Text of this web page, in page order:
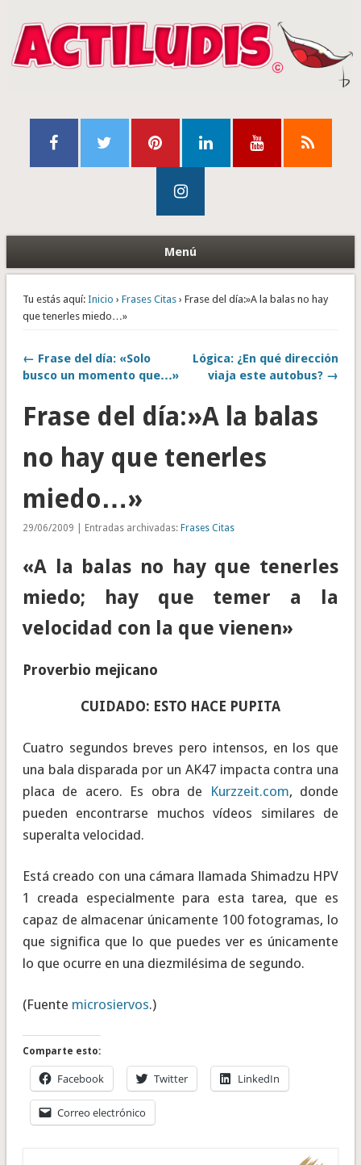
Menú
Tu estás aquí: Inicio › Frases Citas› Frase del día:»A la balas no hay
que tenerles miedo…»
← Frase del día: «Solo
busco un momento que…»
Lógica: ¿En qué dirección
viaja este autobus? →
Frase del día:»A la balas
no hay que tenerles
miedo…»
29/06/2009 | Entradas archivadas: Frases Citas
«A la balas no hay que tenerles
miedo; hay que temer a la
velocidad con la que vienen»
Proverbio mejicano
CUIDADO: ESTO HACE PUPITA
Cuatro segundos breves pero intensos, en los que
una bala disparada por un AK47 impacta contra una
placa de acero. Es obra de
Kurzzeit.com, donde
pueden encontrarse muchos vídeos similares de
superalta velocidad.
Está creado con una cámara llamada Shimadzu HPV
1 creada especialmente para esta tarea, que es
capaz de almacenar únicamente 100 fotogramas, lo
que significa que lo que puedes ver es únicamente
lo que ocurre en una diezmilésima de segundo.
(Fuente microsiervos.)
Comparte esto:
Facebook Twitter LinkedIn
Correo electrónico